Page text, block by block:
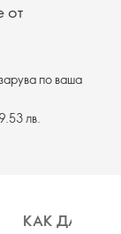
от
по ваша
лв.
КАК ДА